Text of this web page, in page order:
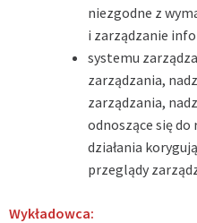
niezgodne z
i zarządzanie
systemu
zarządzania,
zarządzania,
odnoszące się do
działania
przeglądy
Wykładowca: